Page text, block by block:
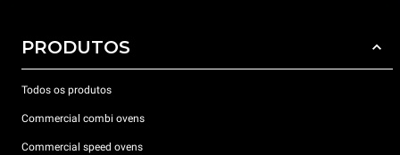
PRODUTOS
Todos os produtos
Commercial combi ovens
Commercial speed ovens